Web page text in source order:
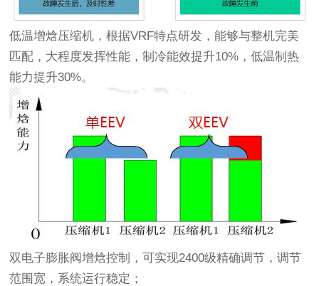
低温增焓压缩机，根据VRF特点研发，能够与整机完美
匹配，大程度发挥性能，制冷能效提升10%，低温制热
能力提升30%。
双电子膨胀阀增焓控制，可实现2400级精确调节，调节
范围宽，系统运行稳定；